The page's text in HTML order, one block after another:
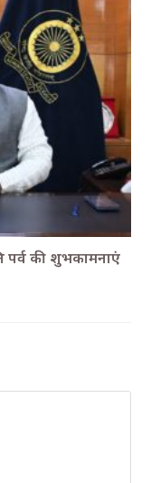
पर्व की शुभकामनाएं